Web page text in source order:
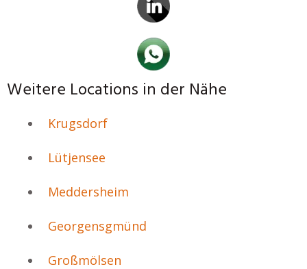
Weitere Locations in der Nähe
Krugsdorf
Lütjensee
Meddersheim
Georgensgmünd
Großmölsen